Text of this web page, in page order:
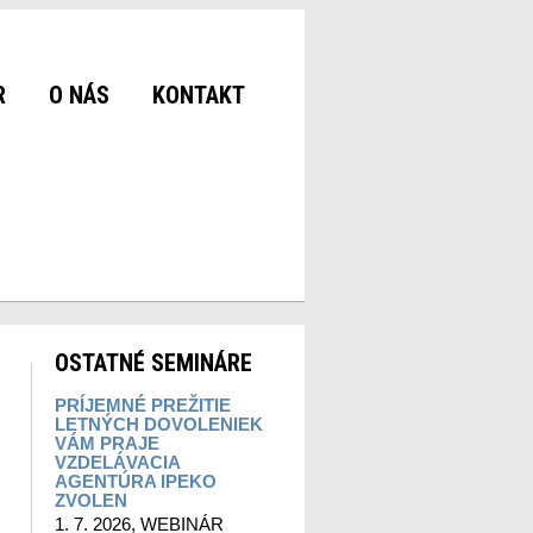
O NÁS KONTAKT
OSTATNÉ SEMINÁRE
PRÍJEMNÉ PREŽITIE
LETNÝCH DOVOLENIEK
VÁM PRAJE
VZDELÁVACIA
AGENTÚRA IPEKO
ZVOLEN
1. 7. 2026, WEBINÁR